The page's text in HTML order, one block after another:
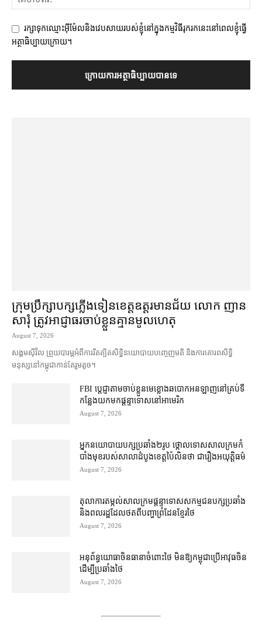
រក្សាទុកឈ្មោះអ៊ីម៉ែលនិងវេបសាយរបស់ខ្ញុំនៅក្នុងកម្មវិធីរុករកនេះនៅពេលខ្ញុំធ្វើ
អត្ថាធិប្បាយក្រោយ។
ក្រុមប្រឹក្សា​បក្ស​ភ្លើងទៀន​ខេត្ត​ឧត្ដរមានជ័យ លោក ញាន
សារុំ ត្រូវ​អាជ្ញាធរ​ចាប់ខ្លួន​គ្មាន​មូលហេតុ
August 7, 2026
សង្គម​ស៊ីវិល ព្រួយបារម្ភ​អំពី​ការ​រឹតត្បិត​សិទ្ធិ​នយោបាយ​បញ្ចេញមតិ និង​ការគោរព​សិទ្ធិ
មនុស្ស​នៅ​កម្ពុជា​កាន់តែ​រួម​តូច។
FBI ប្ដេជ្ញា​តាម​ចាប់ខ្លួន​មេខ្លោង​ឆបោក​អនឡាញ​នៅ​គ្រប់​ទី
កន្លែង​យក​មក​ផ្ដន្ទាទោស​នៅ​អាមេរិក
August 7, 2026
អ្នកនយោបាយ​បក្ស​ប្រឆាំង​២​រូប ថ្កោលទោស​សាលក្រម​កំ
បាំងមុខ​របស់​សាលាដំបូង​ខេត្ត​ប៉ៃលិន​ថា ជា​រឿង​អយុត្តិធម៌
August 7, 2026
តុលាការ​តម្កល់​សាលក្រម​ផ្ដន្ទាទោស​សកម្មជន​បក្ស​ប្រឆាំង​
និង​ពលរដ្ឋ​ដែល​ថត​ពី​បញ្ហា​ព្រំដែន​ខ្មែរ​ថៃ
August 7, 2026
អនុព័ន្ធយោធា​ចិន​ធានា​ចំពោះ​ថៃ មិន​ឱ្យ​កម្ពុជា​ប្រើ​អាវុធ​ចិន​
ដើម្បី​ប្រឆាំង​ថៃ ​
August 7, 2026